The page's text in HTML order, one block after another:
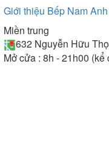
Giới thiệu Bếp Nam
Miền trung
632 Nguyễn Hữu
Mở cửa : 8h - 21h00